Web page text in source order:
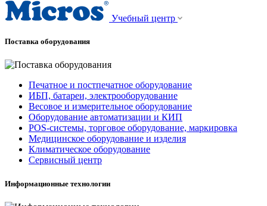
Учебный центр
Поставка оборудования
Печатное и постпечатное оборудование
ИБП, батареи, электрооборудование
Весовое и измерительное оборудование
Оборудование автоматизации и КИП
POS-системы, торговое оборудование, маркировка
Медицинское оборудование и изделия
Климатическое оборудование
Сервисный центр
Информационные технологии